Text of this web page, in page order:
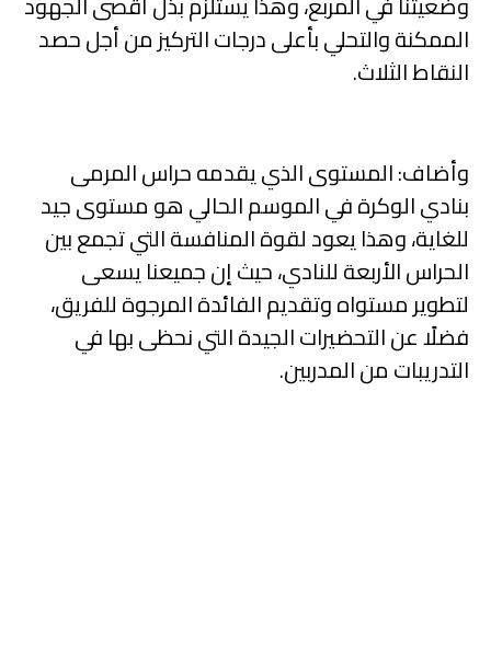
الممكنة والتحلي بأعلى درجات التركيز من أجل حصد
النقاط الثلاث.
وأضاف: المستوى الذي يقدمه حراس المرمى
بنادي الوكرة في الموسم الحالي هو مستوى جيد
للغاية، وهذا يعود لقوة المنافسة التي تجمع بين
الحراس الأربعة للنادي، حيث إن جميعنا يسعى
لتطوير مستواه وتقديم الفائدة المرجوة للفريق،
فضلًا عن التحضيرات الجيدة التي نحظى بها في
التدريبات من المدربين.